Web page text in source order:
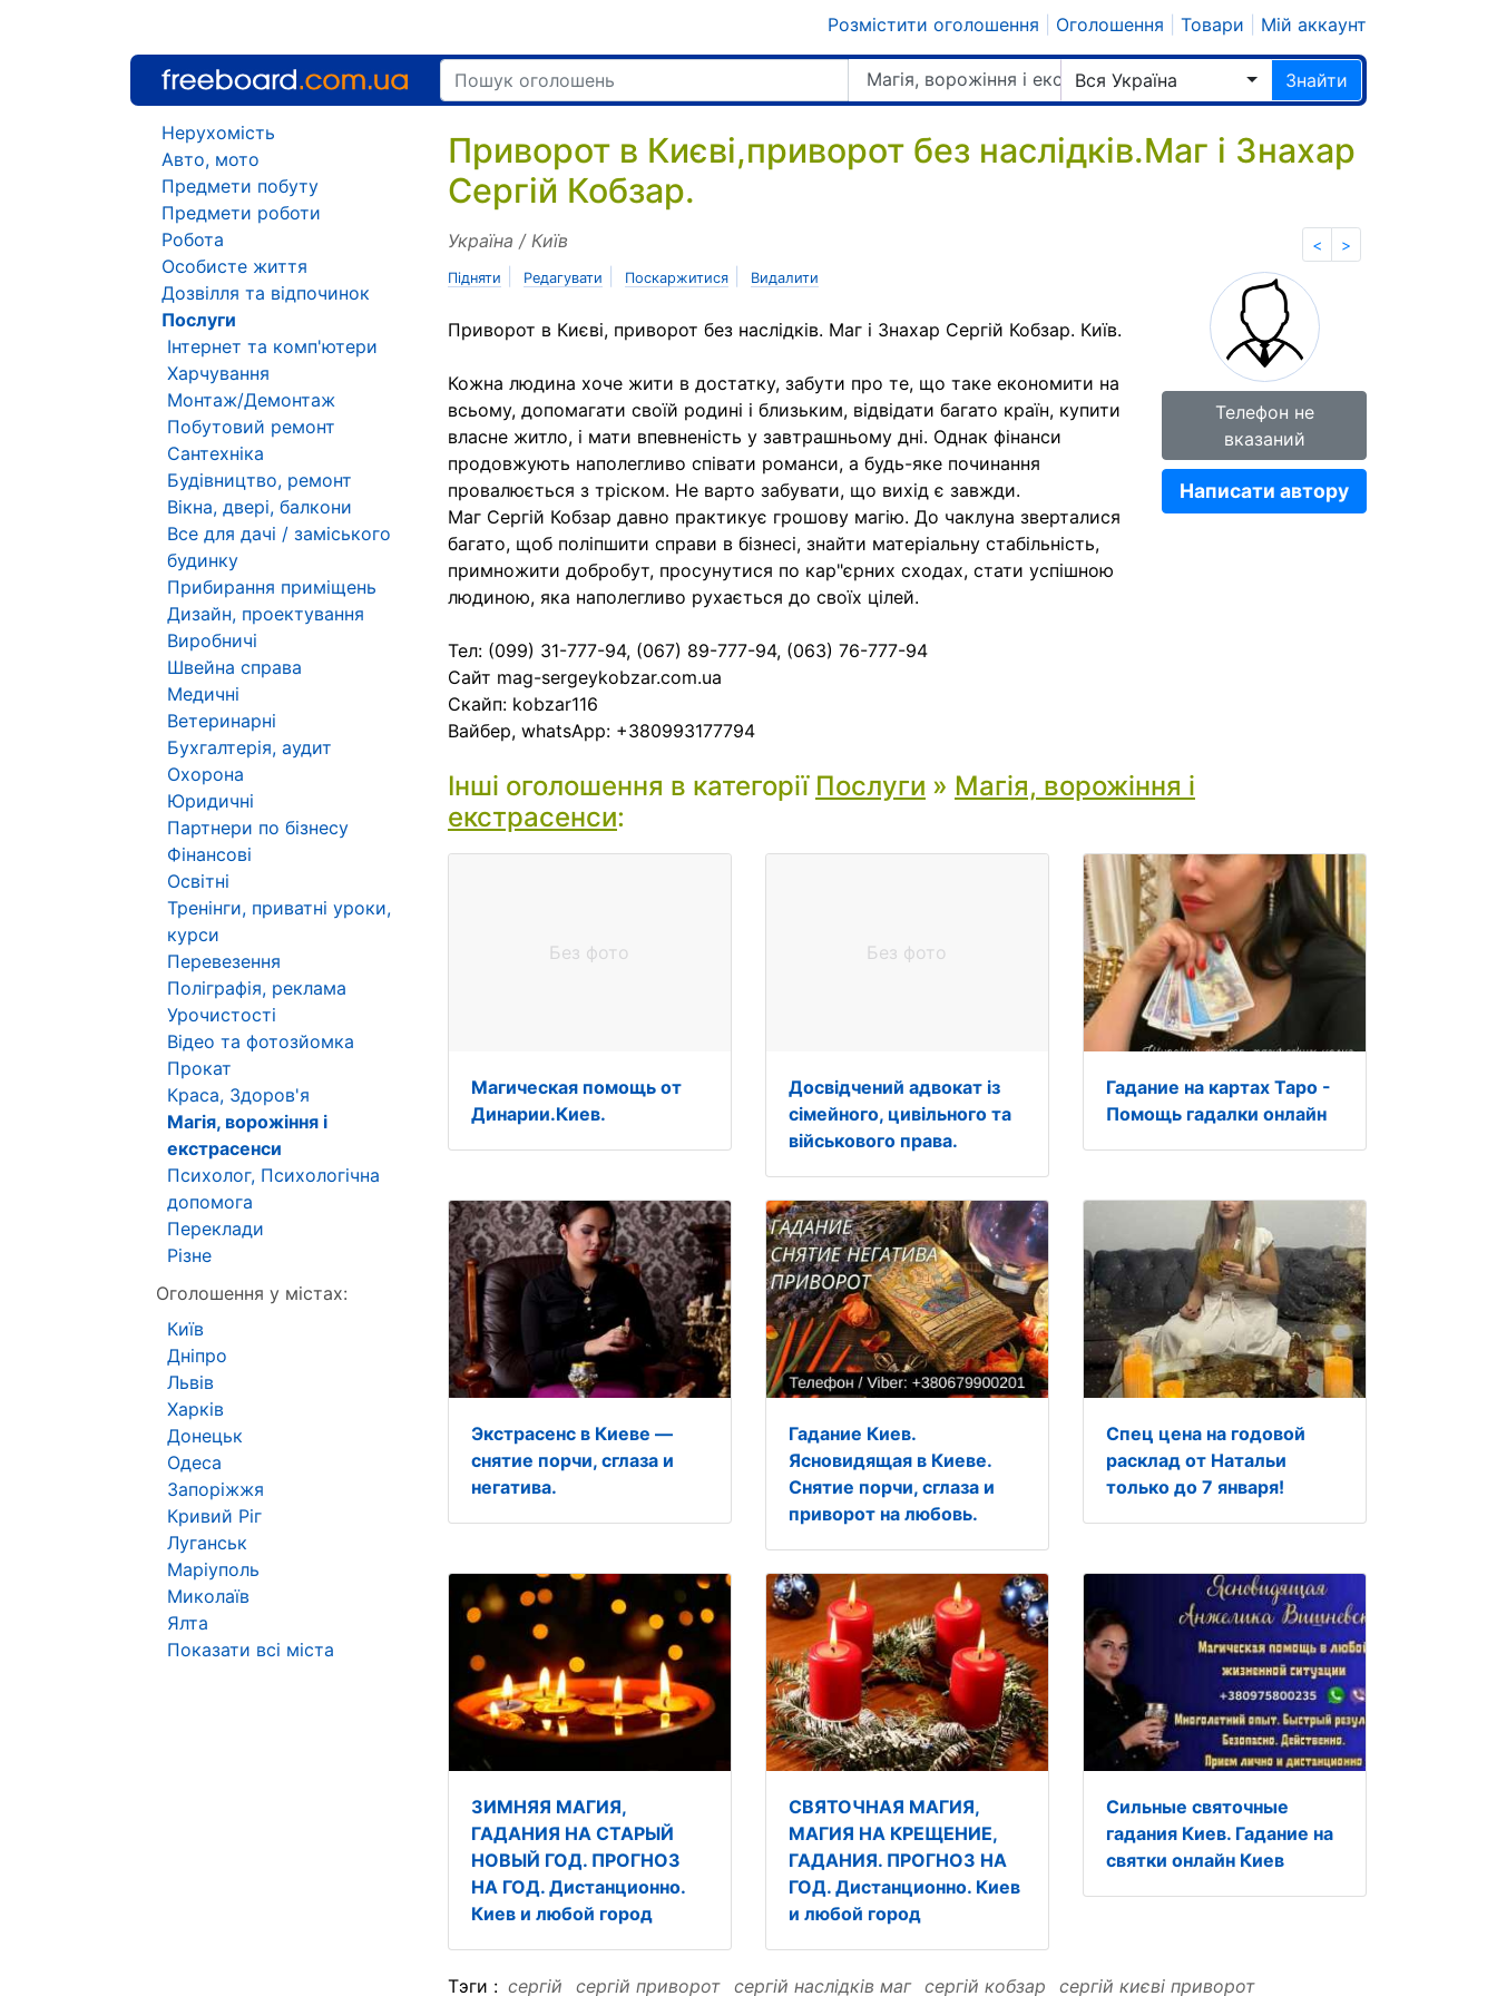
Розмістити оголошення Оголошення Товари Мій аккаунт
Магія, ворожіння і екстрасенси
Вся Україна Знайти
Приворот в Києві,приворот без наслідків.Маг і Знахар
Сергій Кобзар.
< >
Україна / Київ
Підняти Редагувати Поскаржитися Видалити
Приворот в Києві, приворот без наслідків. Маг і Знахар Сергій Кобзар. Київ.
Кожна людина хоче жити в достатку, забути про те, що таке економити на
всьому, допомагати своїй родині і близьким, відвідати багато країн, купити
власне житло, і мати впевненість у завтрашньому дні. Однак фінанси
продовжують наполегливо співати романси, а будь-яке починання
провалюється з тріском. Не варто забувати, що вихід є завжди.
Маг Сергій Кобзар давно практикує грошову магію. До чаклуна зверталися
багато, щоб поліпшити справи в бізнесі, знайти матеріальну стабільність,
примножити добробут, просунутися по кар"єрних сходах, стати успішною
людиною, яка наполегливо рухається до своїх цілей.
Тел: (099) 31-777-94, (067) 89-777-94, (063) 76-777-94
Сайт mag-sergeykobzar.com.ua
Скайп: kobzar116
Вайбер, whatsApp: +380993177794
Телефон не
вказаний
Написати автору
Інші оголошення в категорії Послуги » Магія, ворожіння і
екстрасенси:
Без фото
Магическая помощь от
Динарии.Киев.
Без фото
Досвідчений адвокат із
сімейного, цивільного та
військового права.
Гадание на картах Таро -
Помощь гадалки онлайн
Экстрасенс в Киеве —
снятие порчи, сглаза и
негатива.
Гадание Киев.
Ясновидящая в Киеве.
Снятие порчи, сглаза и
приворот на любовь.
Спец цена на годовой
расклад от Натальи
только до 7 января!
ЗИМНЯЯ МАГИЯ,
ГАДАНИЯ НА СТАРЫЙ
НОВЫЙ ГОД. ПРОГНОЗ
НА ГОД. Дистанционно.
Киев и любой город
СВЯТОЧНАЯ МАГИЯ,
МАГИЯ НА КРЕЩЕНИЕ,
ГАДАНИЯ. ПРОГНОЗ НА
ГОД. Дистанционно. Киев
и любой город
Сильные святочные
гадания Киев. Гадание на
святки онлайн Киев
Тэги : сергій сергій приворот сергій наслідків маг сергій кобзар сергій києві приворот
Нерухомість
Авто, мото
Предмети побуту
Предмети роботи
Робота
Особисте життя
Дозвілля та відпочинок
Послуги
Інтернет та комп'ютери
Харчування
Монтаж/Демонтаж
Побутовий ремонт
Сантехніка
Будівництво, ремонт
Вікна, двері, балкони
Все для дачі / заміського
будинку
Прибирання приміщень
Дизайн, проектування
Виробничі
Швейна справа
Медичні
Ветеринарні
Бухгалтерія, аудит
Охорона
Юридичні
Партнери по бізнесу
Фінансові
Освітні
Тренінги, приватні уроки,
курси
Перевезення
Поліграфія, реклама
Урочистості
Відео та фотозйомка
Прокат
Краса, Здоров'я
Магія, ворожіння і
екстрасенси
Психолог, Психологічна
допомога
Переклади
Різне
Оголошення у містах:
Київ
Дніпро
Львів
Харків
Донецьк
Одеса
Запоріжжя
Кривий Ріг
Луганськ
Маріуполь
Миколаїв
Ялта
Показати всі міста